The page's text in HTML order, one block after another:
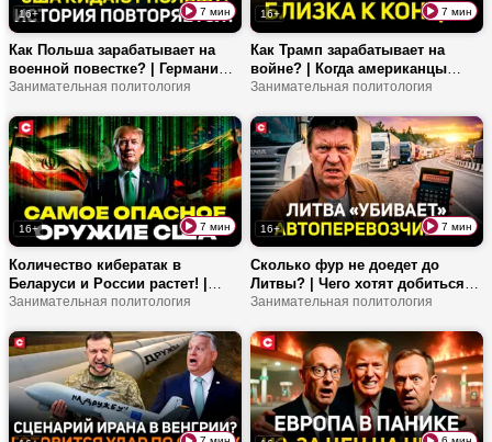
16+ 7 мин
Как Польша зарабатывает на
военной повестке? | Германия
может стать центром НАТО? |
на нефть?
Занимательная политология
16+ 7 мин
Как Трамп зарабатывает на
войне? | Когда американцы
выйдут из конфликта? | Про
использование ИИ на боевом
поле
Занимательная политология
16+ 7 мин
Количество кибератак в
Беларуси и России растет! |
Взломать могут любое
украинские спецслужбы
закрывают глаза на
мошенников?
Занимательная политология
16+ 7 мин
Сколько фур не доедет до
Литвы? | Чего хотят добиться
перевозчики? | Передел рынка
банкрот?
Занимательная политология